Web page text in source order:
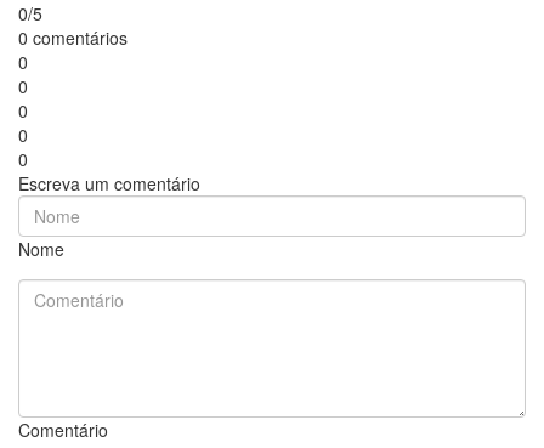
0/5
0 comentários
0
0
0
0
0
Escreva um comentário
Nome
Comentário